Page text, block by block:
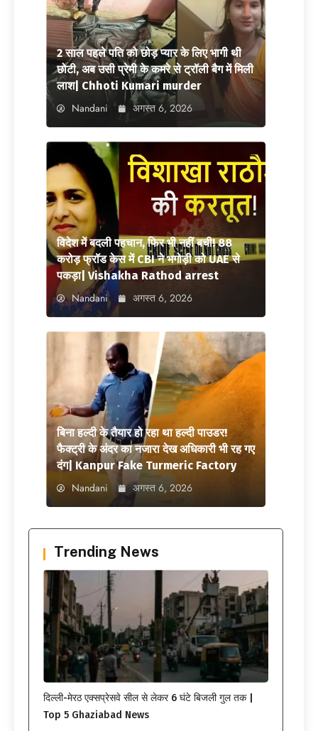
2 साल पहले पति को छोड़ प्यार के लिए भागी थी
छोटी, अब उसी प्रेमी के कमरे से ट्रॉली बैग में मिली
लाश| Chhoti Kumari murder
Nandani अगस्त 6, 2026
विदेश में बदली पहचान, फिर भी नहीं बची! 88
करोड़ फ्रॉड केस में CBI ने भगोड़ी को UAE से
पकड़ा| Vishakha Rathod arrest
Nandani अगस्त 6, 2026
बिना हल्दी के तैयार हो रहा था हल्दी पाउडर!
फैक्ट्री के अंदर का नजारा देख अधिकारी भी रह गए
दंग| Kanpur Fake Turmeric Factory
Nandani अगस्त 6, 2026
Trending News
दिल्ली-मेरठ एक्सप्रेसवे सील से लेकर 6 घंटे बिजली गुल तक |
Top 5 Ghaziabad News